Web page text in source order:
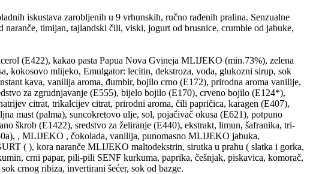
iskustava zarobljenih u 9 vrhunskih, ručno rađenih pralina. Senzualne
timijan, tajlandski čili, viski, jogurt od brusnice, crumble od jabuke,
(E422), kakao pasta Papua Nova Gvineja MLIJEKO (min.73%), zelena
kokosovo mlijeko, Emulgator: lecitin, dekstroza, voda, glukozni sirup, sok
kava, vanilija aroma, đumbir, bojilo crno (E172), prirodna aroma vanilije,
za zgrudnjavanje (E555), bijelo bojilo (E170), crveno bojilo (E124*),
citrat, trikalcijev citrat, prirodni aroma, čili papričica, karagen (E407),
mast (palma), suncokretovo ulje, sol, pojačivač okusa (E621), potpuno
škrob (E1422), sredstvo za želiranje (E440), ekstrakt, limun, šafranika, tri-
, MLIJEKO , čokolada, vanilija, punomasno MLIJEKO jabuka,
( ), kora naranče MLIJEKO maltodekstrin, sirutka u prahu ( slatka i gorka,
crni papar, pili-pili SENF kurkuma, paprika, češnjak, piskavica, komorač,
crnog ribiza, invertirani šećer, sok od bazge.